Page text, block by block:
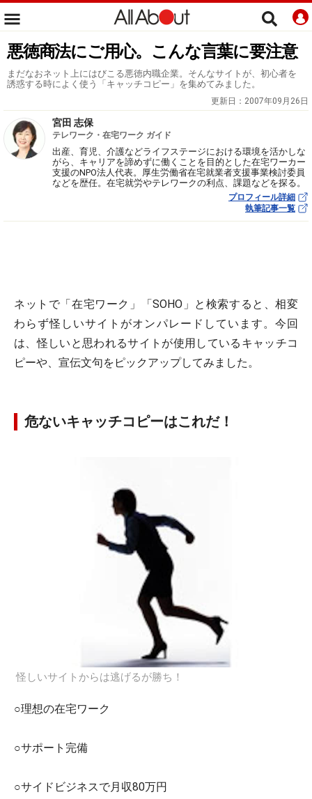
悪徳商法にご用心。こんな言葉に要注意
まだなおネット上にはびこる悪徳内職企業。そんなサイトが、初心者を
誘惑する時によく使う「キャッチコピー」を集めてみました。
更新日： 2007年09月26日
宮田 志保
テレワーク・在宅ワーク ガイド
出産、育児、介護などライフステージにおける環境を活かしな
がら、キャリアを諦めずに働くことを目的とした在宅ワーカー
支援のNPO法人代表。厚生労働省在宅就業者支援事業検討委員
などを歴任。在宅就労やテレワークの利点、課題などを探る。
プロフィール詳細
執筆記事一覧
ネットで「在宅ワーク」「SOHO」と検索すると、相変
わらず怪しいサイトがオンパレードしています。今回
は、怪しいと思われるサイトが使用しているキャッチコ
ピーや、宣伝文句をピックアップしてみました。
危ないキャッチコピーはこれだ！
怪しいサイトからは逃げるが勝ち！
○理想の在宅ワーク
○サポート完備
○サイドビジネスで月収80万円